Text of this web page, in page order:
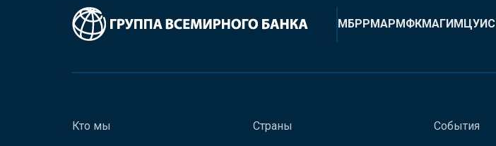
МБРРМАРМФКМАГИМЦУИС
Кто мы Страны События